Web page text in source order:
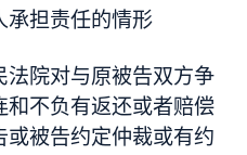
承担责任的情形
法院对与原被告双方争
和不负有返还或者赔偿
被告约定仲裁或有约